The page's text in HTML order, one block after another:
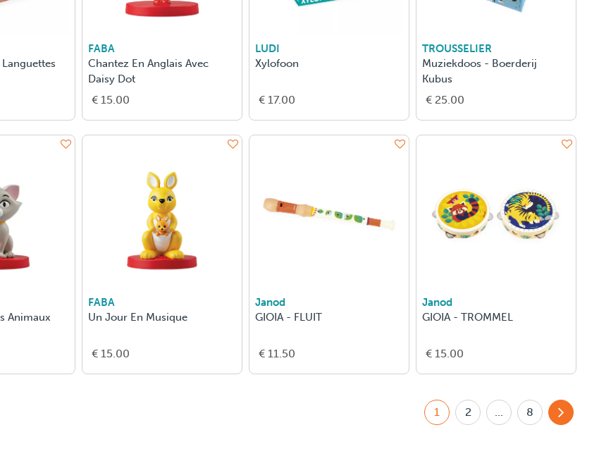
FABA
Chantez En Anglais Avec
Daisy Dot
€ 15.00
LUDI
Xylofoon
€ 17.00
TROUSSELIER
Muziekdoos - Boerderij
Kubus
€ 25.00
Animaux
FABA
Un Jour En Musique
€ 15.00
Janod
GIOIA - FLUIT
€ 11.50
Janod
GIOIA - TROMMEL
€ 15.00
1 2 ... 8